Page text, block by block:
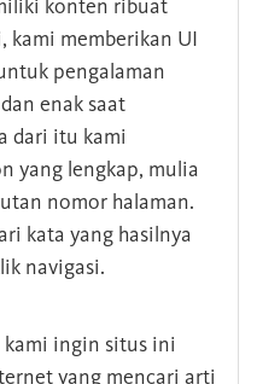
konten ribuat
kami memberikan UI
pengalaman
enak saat
dari itu kami
yang lengkap, mulia
nomor halaman.
kata yang hasilnya
navigasi.
kami ingin situs ini
yang mencari arti